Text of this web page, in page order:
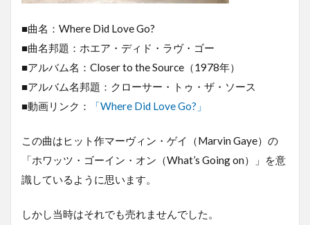
■曲名：Where Did Love Go?
■曲名邦題：ホエア・ディド・ラヴ・ゴー
■アルバム名：Closer to the Source（1978年）
■アルバム名邦題：クローサー・トゥ・ザ・ソース
■動画リンク：
「Where Did Love Go?」
この曲はヒット作マーヴィン・ゲイ（Marvin Gaye）の
「ホワッツ・ゴーイン・オン（What’s Going on）」を意
識しているように思います。
しかし当時はそれでも売れませんでした。